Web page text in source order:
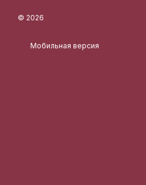
© 2026
Мобильная версия